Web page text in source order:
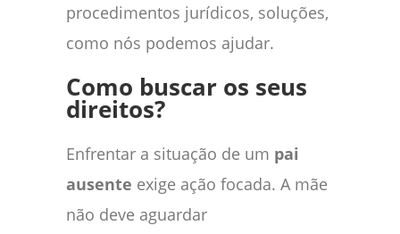
procedimentos jurídicos, soluções,
como nós podemos ajudar.
Como buscar os seus
direitos?
Enfrentar a situação de um pai
ausente exige ação focada. A mãe
não deve aguardar